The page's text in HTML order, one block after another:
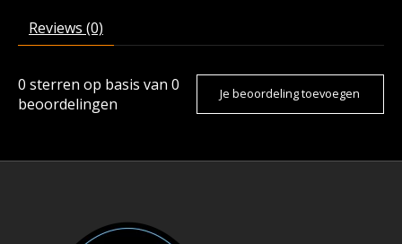
Reviews (0)
0 sterren op basis van 0
beoordelingen
Je beoordeling toevoegen